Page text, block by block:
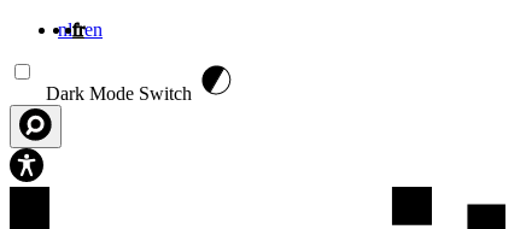
nlfren
Dark Mode Switch